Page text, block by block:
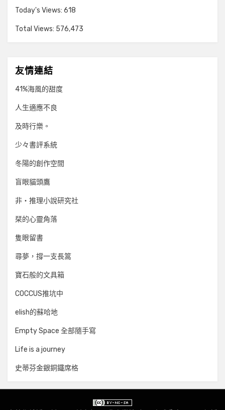
Today's Views: 618
Total Views: 576,473
友情連結
41%海風的甜度
人生適應不良
及時行樂。
少々書評系統
冬陽的創作空間
盲眼貓頭鷹
非‧推理小說研究社
栞的心靈角落
隻眼留書
尋夢，撐一支長篙
寶石般的文具箱
COCCUS推坑中
elish的蘇哈地
Empty Space 全部隨手寫
Life is a journey
史蒂芬金銀銅鐵席格